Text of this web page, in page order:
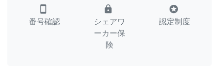
smartphone
番号確認
lock
シェアワ
ーカー保
険
stars
認定制度